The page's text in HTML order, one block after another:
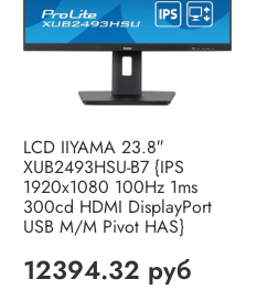
LCD IIYAMA 23.8″
XUB2493HSU-B7 {IPS
1920x1080 100Hz 1ms
300cd HDMI DisplayPort
USB M/M Pivot HAS}
12394.32 руб